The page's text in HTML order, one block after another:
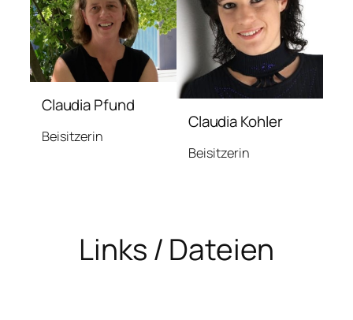
Claudia Pfund
Beisitzerin
Claudia Kohler
Beisitzerin
Links / Dateien